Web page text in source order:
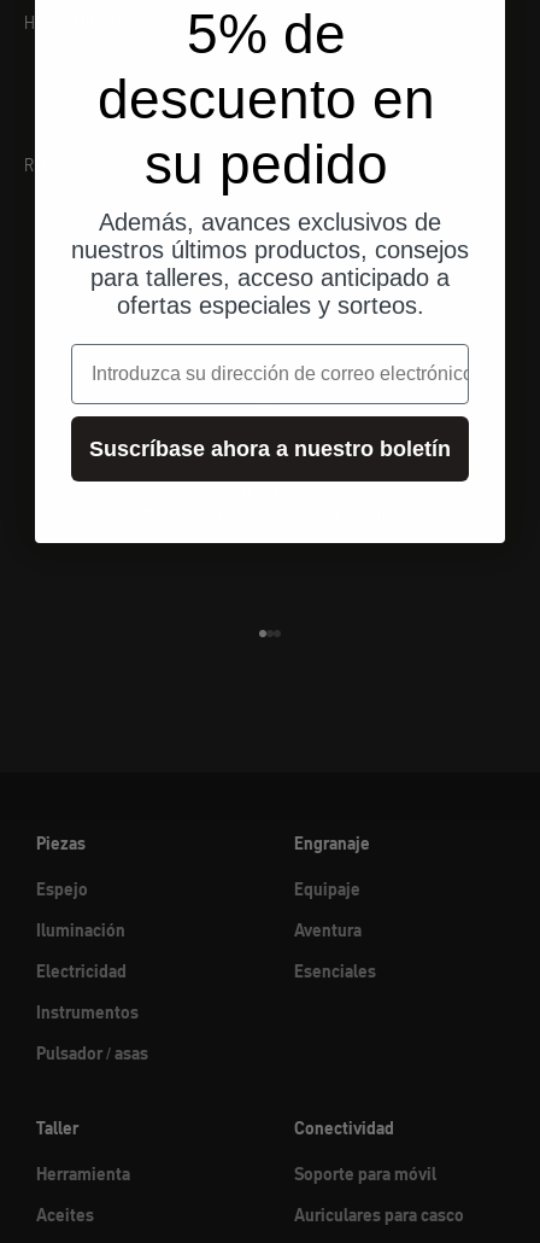
HERRAMIENTA ADECUADA
RECOMENDACIONES
Piezas
Espejo
Iluminación
Electricidad
Instrumentos
Pulsador / asas
Engranaje
Equipaje
Aventura
Esenciales
Taller
Herramienta
Aceites
Conectividad
Soporte para móvil
Auriculares para casco
5% de
descuento en
su pedido
Además, avances exclusivos de
nuestros últimos productos, consejos
para talleres, acceso anticipado a
ofertas especiales y sorteos.
correo electrónico
Suscríbase ahora a nuestro boletín